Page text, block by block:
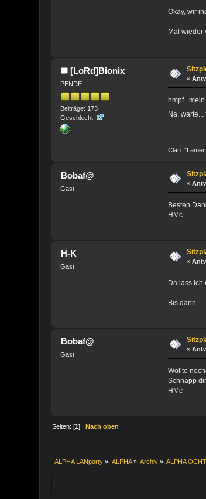
Okay, wir
Mal wieder
[LoRd]Bionix
PENDE
Beiträge: 173
Geschlecht:
«
hmpf..
Na, warte...
Clan:
Bobaf@
Gast
«
Besten
HMc
H-K
Gast
«
Da lass ich
Bis dann..
Bobaf@
Gast
«
Wollte
Schnapp
HMc
Seiten: [1]
Nach oben
ALPHA LANparty » ALPHA» Archiv » ALPHA